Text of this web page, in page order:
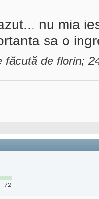
nu mia
sa o
făcută de florin;
72